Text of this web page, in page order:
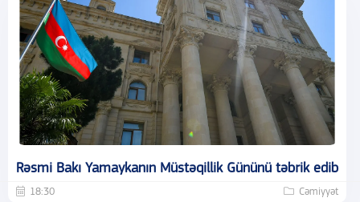
Rəsmi Bakı Yamaykanın Müstəqillik Gününü təbrik edib
18:30 Cəmiyyət